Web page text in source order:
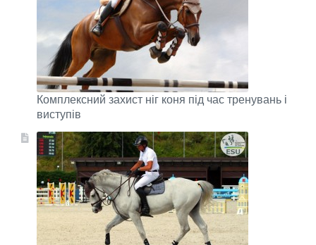
Комплексний захист ніг коня під час тренувань і
виступів